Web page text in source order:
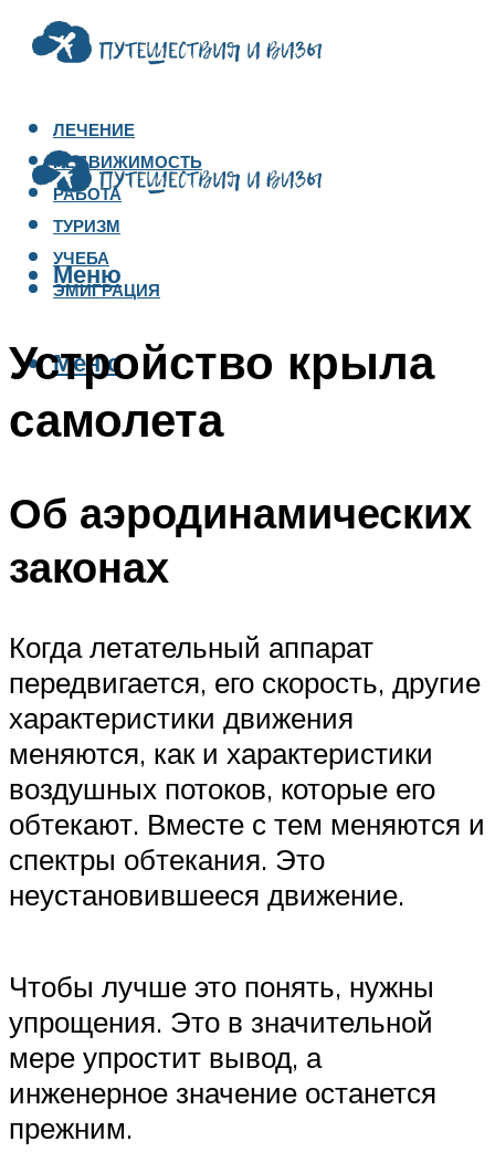
ЛЕЧЕНИЕ
НЕДВИЖИМОСТЬ
РАБОТА
ТУРИЗМ
УЧЕБА
ЭМИГРАЦИЯ
Меню
Меню
Устройство крыла
самолета
Об аэродинамических
законах
Когда летательный аппарат
передвигается, его скорость, другие
характеристики движения
меняются, как и характеристики
воздушных потоков, которые его
обтекают. Вместе с тем меняются и
спектры обтекания. Это
неустановившееся движение.
Чтобы лучше это понять, нужны
упрощения. Это в значительной
мере упростит вывод, а
инженерное значение останется
прежним.